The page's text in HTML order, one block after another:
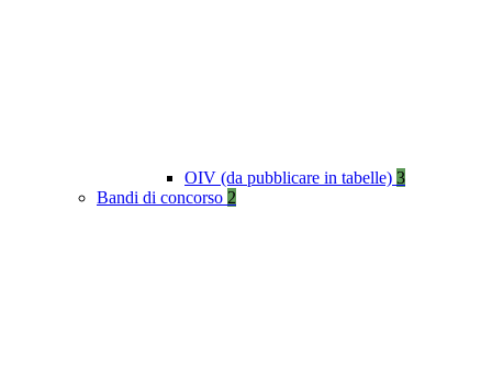
OIV (da pubblicare in tabelle) 3
Bandi di concorso 2